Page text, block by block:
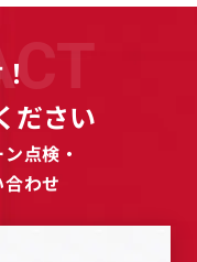
ださい
点検・
わせ